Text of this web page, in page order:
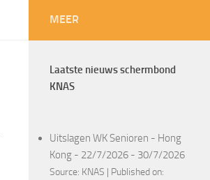
MEER
Laatste nieuws schermbond
KNAS
Uitslagen WK Senioren - Hong
Kong - 22/7/2026 - 30/7/2026
Source: KNAS
Published on: